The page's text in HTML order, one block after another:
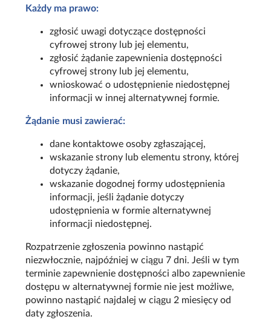
Każdy ma prawo:
zgłosić uwagi dotyczące dostępności
cyfrowej strony lub jej elementu,
zgłosić żądanie zapewnienia dostępności
cyfrowej strony lub jej elementu,
wnioskować o udostępnienie niedostępnej
informacji w innej alternatywnej formie.
Żądanie musi zawierać:
dane kontaktowe osoby zgłaszającej,
wskazanie strony lub elementu strony, której
dotyczy żądanie,
wskazanie dogodnej formy udostępnienia
informacji, jeśli żądanie dotyczy
udostępnienia w formie alternatywnej
informacji niedostępnej.
Rozpatrzenie zgłoszenia powinno nastąpić
niezwłocznie, najpóźniej w ciągu 7 dni. Jeśli w tym
terminie zapewnienie dostępności albo zapewnienie
dostępu w alternatywnej formie nie jest możliwe,
powinno nastąpić najdalej w ciągu 2 miesięcy od
daty zgłoszenia.